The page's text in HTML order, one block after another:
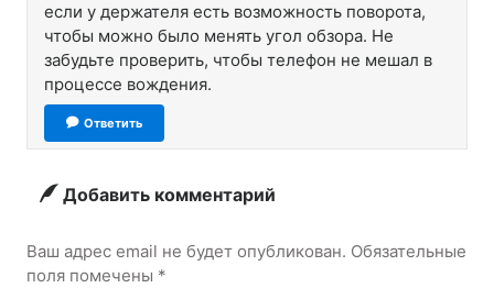
если у держателя есть возможность поворота,
чтобы можно было менять угол обзора. Не
забудьте проверить, чтобы телефон не мешал в
процессе вождения.
Ответить
Добавить комментарий
Ваш адрес email не будет опубликован. Обязательные
поля помечены *